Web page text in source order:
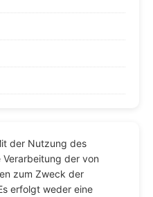
der Nutzung des
der von
zum Zweck der
erfolgt weder eine